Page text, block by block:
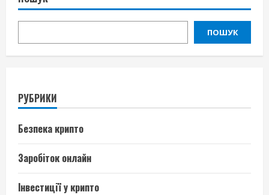
ПОШУК
РУБРИКИ
Безпека крипто
Заробіток онлайн
Інвестиції у крипто